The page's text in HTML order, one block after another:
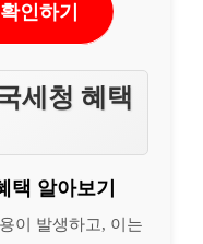
인하기
세청 혜택
택 알아보기
이 발생하고, 이는